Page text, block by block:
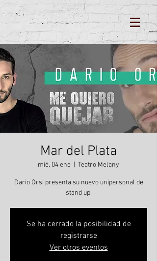
Mar del Plata
mié, 04 ene Teatro Melany
Dario Orsi presenta su nuevo unipersonal de
stand up.
Se ha cerrado la posibilidad de
registrarse
Ver otros eventos